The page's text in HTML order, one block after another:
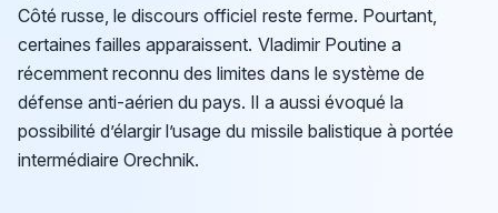
Côté russe, le discours officiel reste ferme. Pourtant,
certaines failles apparaissent. Vladimir Poutine a
récemment reconnu des limites dans le système de
défense anti-aérien du pays. Il a aussi évoqué la
possibilité d’élargir l’usage du missile balistique à portée
intermédiaire Orechnik.